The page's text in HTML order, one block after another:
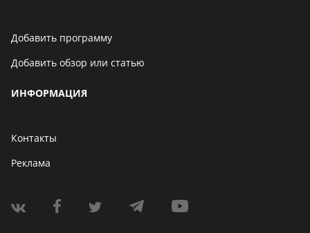
Добавить программу
Добавить обзор или статью
ИНФОРМАЦИЯ
Контакты
Реклама